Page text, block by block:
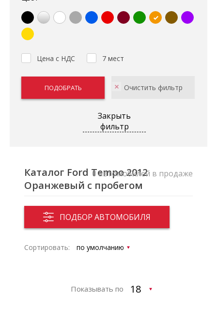
Цена с НДС 7 мест
Закрыть
фильтр
Каталог Ford Tempo 2012
Оранжевый с пробегом
ПОДБОР АВТОМОБИЛЯ
0 автомобилей в продаже
Сортировать:
Показывать по